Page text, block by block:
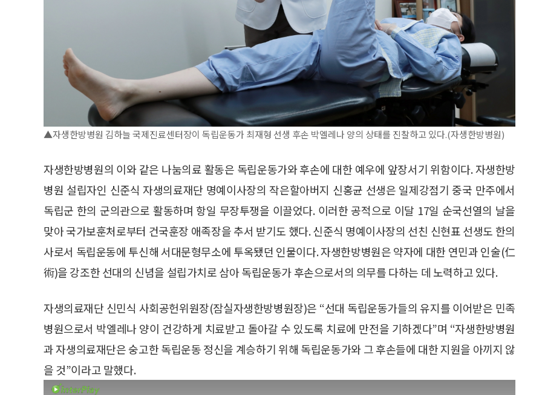
▲자생한방병원 김하늘 국제진료센터장이 독립운동가 최재형 선생 후손 박엘레나 양의 상태를 진찰하고 있다.(자생한방병원)
자생한방병원의 이와 같은 나눔의료 활동은 독립운동가와 후손에 대한 예우에 앞장서기 위함이다. 자생한방
병원 설립자인 신준식 자생의료재단 명예이사장의 작은할아버지 신홍균 선생은 일제강점기 중국 만주에서
독립군 한의 군의관으로 활동하며 항일 무장투쟁을 이끌었다. 이러한 공적으로 이달 17일 순국선열의 날을
맞아 국가보훈처로부터 건국훈장 애족장을 추서 받기도 했다. 신준식 명예이사장의 선친 신현표 선생도 한의
사로서 독립운동에 투신해 서대문형무소에 투옥됐던 인물이다. 자생한방병원은 약자에 대한 연민과 인술(仁
術)을 강조한 선대의 신념을 설립가치로 삼아 독립운동가 후손으로서의 의무를 다하는 데 노력하고 있다.
자생의료재단 신민식 사회공헌위원장(잠실자생한방병원장)은 “선대 독립운동가들의 유지를 이어받은 민족
병원으로서 박엘레나 양이 건강하게 치료받고 돌아갈 수 있도록 치료에 만전을 기하겠다”며 “자생한방병원
과 자생의료재단은 숭고한 독립운동 정신을 계승하기 위해 독립운동가와 그 후손들에 대한 지원을 아끼지 않
을 것”이라고 말했다.